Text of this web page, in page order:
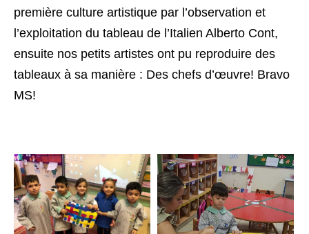
première culture artistique par l’observation et
l’exploitation du tableau de l’Italien Alberto Cont,
ensuite nos petits artistes ont pu reproduire des
tableaux à sa manière : Des chefs d’œuvre! Bravo
MS!